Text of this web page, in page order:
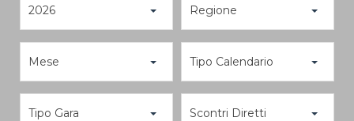
2026 Regione
Mese Tipo Calendario
Tipo Gara Scontri Diretti